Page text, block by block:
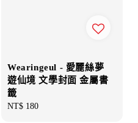
Wearingeul - 愛麗絲夢
遊仙境 文學封面 金屬書
籤
Regular
NT$ 180